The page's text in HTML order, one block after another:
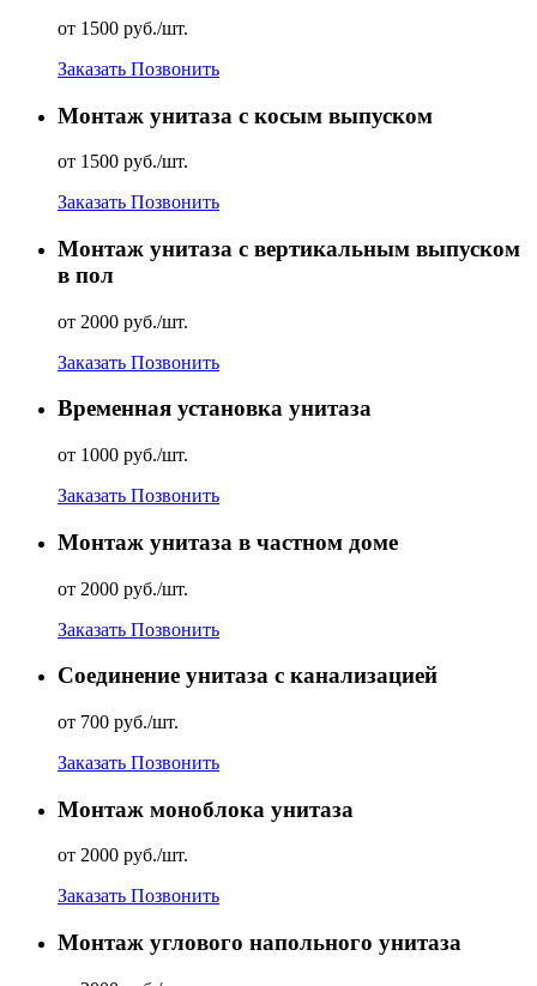
от 1500 руб./шт.
Заказать Позвонить
Монтаж унитаза с косым выпуском
от 1500 руб./шт.
Заказать Позвонить
Монтаж унитаза с вертикальным выпуском
в пол
от 2000 руб./шт.
Заказать Позвонить
Временная установка унитаза
от 1000 руб./шт.
Заказать Позвонить
Монтаж унитаза в частном доме
от 2000 руб./шт.
Заказать Позвонить
Соединение унитаза с канализацией
от 700 руб./шт.
Заказать Позвонить
Монтаж моноблока унитаза
от 2000 руб./шт.
Заказать Позвонить
Монтаж углового напольного унитаза